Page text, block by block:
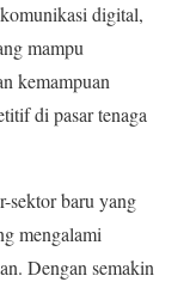
digital,
mampu
kemampuan
di pasar tenaga
sektor baru yang
mengalami
Dengan semakin